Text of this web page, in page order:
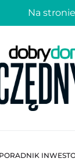
Na
PORADNIK